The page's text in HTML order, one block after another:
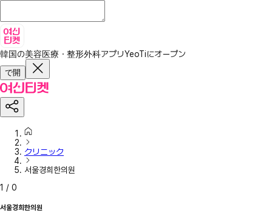
韓国の美容医療・整形外科アプリYeoTiにオープン
で開
クリニック
서울경희한의원
1 / 0
서울경희한의원